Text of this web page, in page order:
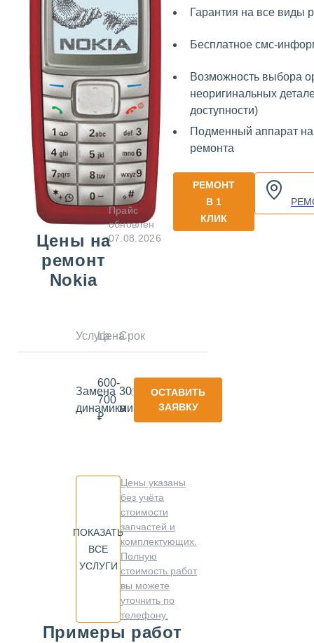
Гарантия на все виды
Бесплатное смс-
Возможность выбора
неоригинальных
доступности)
Подменный аппарат
ремонта
РЕМОНТ
В 1
КЛИК
Цены на
ремонт
Nokia
Прайс
обновлен
07.08.2026
УслугаЦенаСрок
Замена
динамика
600-
700
₽
30
минут
ОСТАВИТЬ
ЗАЯВКУ
ПОКАЗАТЬ
ВСЕ
УСЛУГИ
Цены указаны
без учёта
стоимости
запчастей и
комплектующих.
Полную
стоимость работ
вы можете
уточнить по
телефону.
Примеры работ